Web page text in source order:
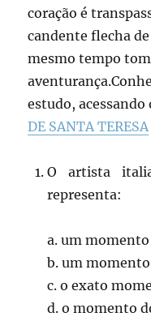
coração é
candente flecha
mesmo tempo
estudo,
DE SANTA TERESA
O artista
representa:
a. um
b. um
c. o exato
d. o momento